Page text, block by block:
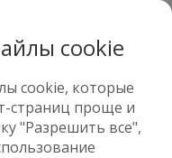
cookie
cookie, которые
страниц проще и
"Разрешить все",